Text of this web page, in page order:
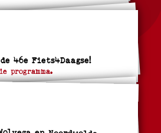
46e Fiets4Daagse!
programma.